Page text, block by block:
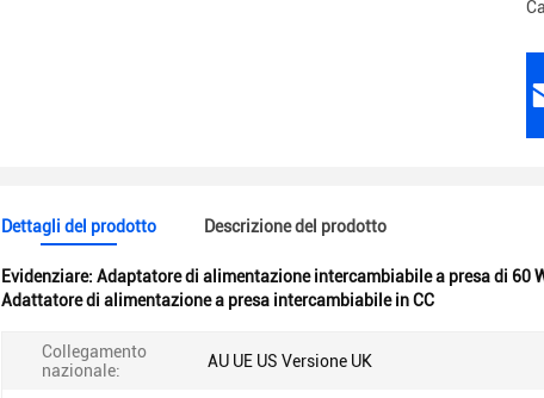
Dettagli del prodotto Descrizione del prodotto
Evidenziare: Adaptatore di alimentazione intercambiabile a presa di 60
Adattatore di alimentazione a presa intercambiabile in CC
Collegamento
nazionale:
AU UE US Versione UK